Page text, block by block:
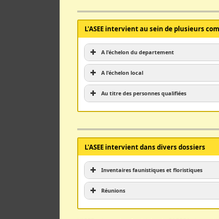
L'ASEE intervient au sein de plusieurs
A l'échelon du departement
A l'échelon local
Au titre des personnes qualifiées
L'ASEE intervient dans divers dossiers
Inventaires faunistiques et floristiques
Réunions